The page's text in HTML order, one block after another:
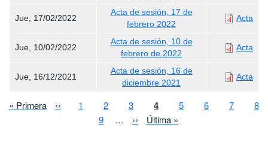
Jue, 17/02/2022
Acta de sesión, 17 de
febrero 2022
Acta
Jue, 10/02/2022
Acta de sesión, 10 de
febrero de 2022
Acta
Jue, 16/12/2021
Acta de sesión, 16 de
diciembre 2021
Acta
Paginación
Primera página
« Primera Página anterior
‹‹ Page
1 Page
2 Page
3 Página actual
4 Page
5 Page
6 Page
7
8
Page
9 … Siguiente página
›› Última página
Última »